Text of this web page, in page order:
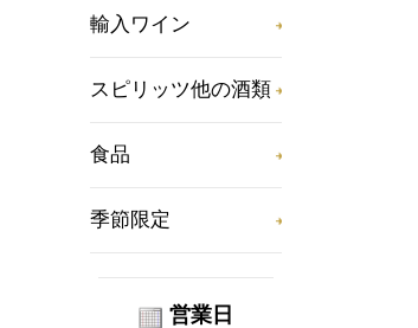
輸入ワイン
スピリッツ他の酒類
食品
季節限定
営業日